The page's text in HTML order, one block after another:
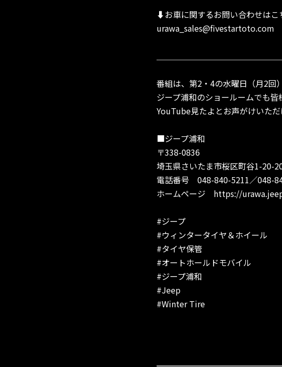
⬇︎お車に関するお問い合わせはこ
urawa_sales@fivestartoto.com
番組は、第2・4の水曜日（月2回
ジープ浦和のショールームでも皆
YouTube見たよとお声がけいただ
■ジープ浦和
〒338-0836
埼玉県さいたま市桜区町谷1-20-
電話番号 048-840-5211／048-
ホームページ https://
#ジープ
#ウィンタータイヤ＆ホイール
#タイヤ保管
#オートホールドモバイル
#ジープ浦和
#Jeep
#Winter Tire